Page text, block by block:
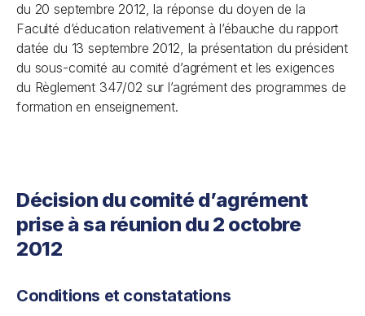
du 20 septembre 2012, la réponse du doyen de la
Faculté d’éducation relativement à l’ébauche du rapport
datée du 13 septembre 2012, la présentation du président
du sous-comité au comité d’agrément et les exigences
du Règlement 347/02 sur l’agrément des programmes de
formation en enseignement.
Décision du comité d’agrément
prise à sa réunion du 2 octobre
2012
Conditions et constatations